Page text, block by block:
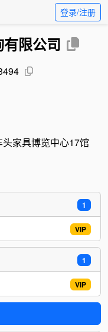
登录/注册
限公司
家具博览中心17馆
1
VIP
1
VIP